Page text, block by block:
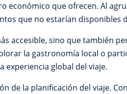
económico que ofrecen. Al
que no estarían disponibles
accesible, sino que también
la gastronomía local o
experiencia global del viaje.
de la planificación del viaje.